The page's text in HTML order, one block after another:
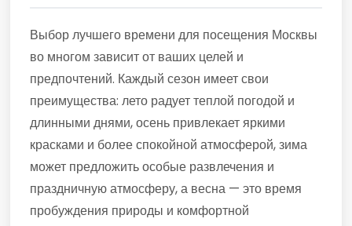
Выбор лучшего времени для посещения Москвы
во многом зависит от ваших целей и
предпочтений. Каждый сезон имеет свои
преимущества: лето радует теплой погодой и
длинными днями, осень привлекает яркими
красками и более спокойной атмосферой, зима
может предложить особые развлечения и
праздничную атмосферу, а весна — это время
пробуждения природы и комфортной